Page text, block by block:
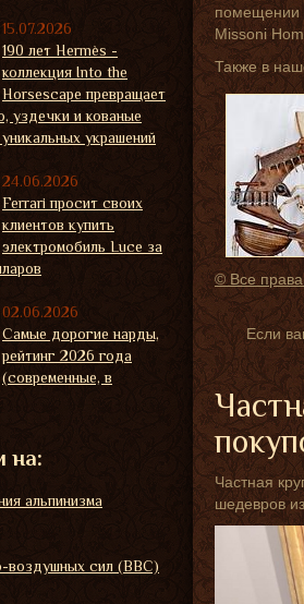
помещении
Missoni
Также в
© Все
Если
Частная
шедевров
15.07.2026
190 лет Hermès -
коллекция Into the
Horsescape превращает
уздечки и кованые
украшений
24.06.2026
Ferrari просит своих
клиентов купить
электромобиль Luce за
02.06.2026
Самые дорогие нарды,
рейтинг 2026 года
(современные, в
на:
альпинизма
воздушных сил (ВВС)